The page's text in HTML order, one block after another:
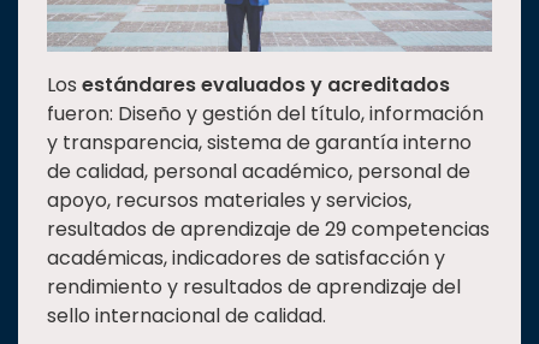
Los estándares evaluados y acreditados
fueron: Diseño y gestión del título, información
y transparencia, sistema de garantía interno
de calidad, personal académico, personal de
apoyo, recursos materiales y servicios,
resultados de aprendizaje de 29 competencias
académicas, indicadores de satisfacción y
rendimiento y resultados de aprendizaje del
sello internacional de calidad.